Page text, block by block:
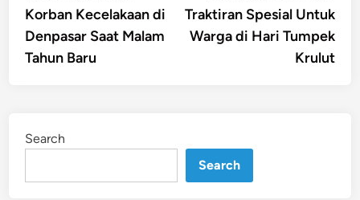
Korban Kecelakaan di
Denpasar Saat Malam
Tahun Baru
Traktiran Spesial Untuk
Warga di Hari Tumpek
Krulut
Search
Search